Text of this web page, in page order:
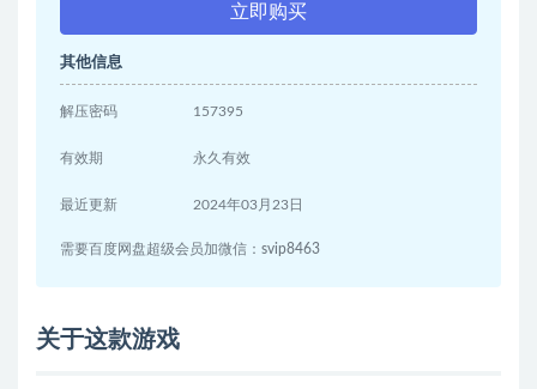
立即购买
其他信息
解压密码 157395
有效期 永久有效
最近更新 2024年03月23日
需要百度网盘超级会员加微信：svip8463
关于这款游戏